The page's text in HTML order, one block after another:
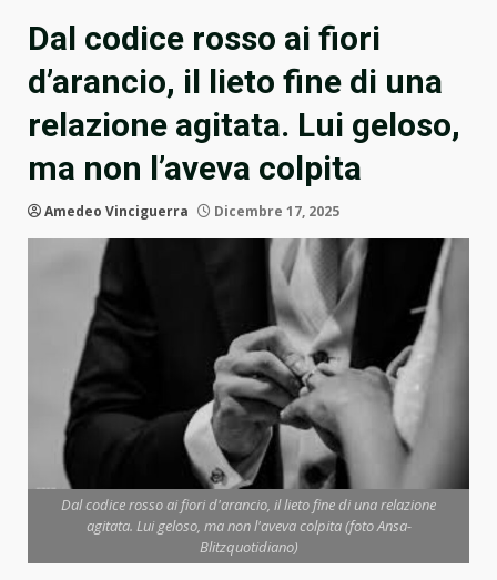
Dal codice rosso ai fiori
d’arancio, il lieto fine di una
relazione agitata. Lui geloso,
ma non l’aveva colpita
Amedeo Vinciguerra Dicembre 17, 2025
Dal codice rosso ai fiori d'arancio, il lieto fine di una relazione
agitata. Lui geloso, ma non l'aveva colpita (foto Ansa-
Blitzquotidiano)